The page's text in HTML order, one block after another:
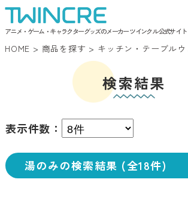
アニメ・ゲーム・キャラクターグッズのメーカー ツインクル 公式サイト
HOME > 商品を探す > キッチン・テーブルウ
検索結果
表示件数：
湯のみの検索結果 (全18件)